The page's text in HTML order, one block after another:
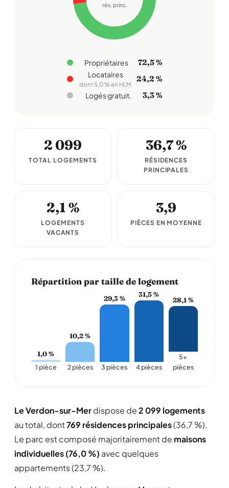
rés. princ.
Propriétaires 72,5 %
Locataires
dont 5,0 % en HLM
24,2 %
Logés gratuit. 3,3 %
2 099
TOTAL LOGEMENTS
36,7 %
RÉSIDENCES
PRINCIPALES
2,1 %
LOGEMENTS
VACANTS
3,9
PIÈCES EN MOYENNE
Répartition par taille de logement
1,0 %
1 pièce
10,2 %
2 pièces
29,3 %
3 pièces
31,5 %
4 pièces
28,1 %
5+
pièces
Le Verdon-sur-Merdispose de2 099 logements
au total, dont769 résidences principales(36,7 %).
Le parc est composé majoritairement de maisons
individuelles (76,0 %) avec quelques
appartements (23,7 %).